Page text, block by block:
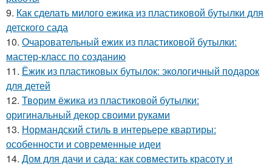
9. Как сделать милого ежика из пластиковой бутылки для
детского сада
10. Очаровательный ежик из пластиковой бутылки:
мастер-класс по созданию
11. Ёжик из пластиковых бутылок: экологичный подарок
для детей
12. Творим ёжика из пластиковой бутылки:
оригинальный декор своими руками
13. Нормандский стиль в интерьере квартиры:
особенности и современные идеи
14. Дом для дачи и сада: как совместить красоту и